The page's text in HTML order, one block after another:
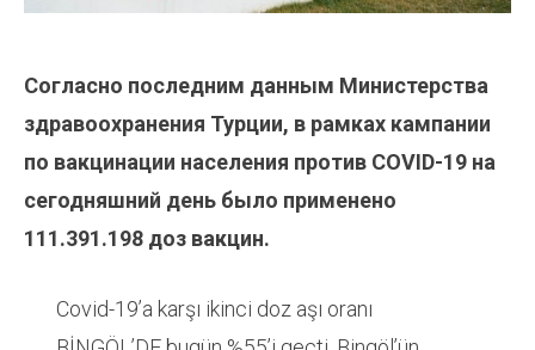
Согласно последним данным Министерства
здравоохранения Турции, в рамках кампании
по вакцинации населения против COVID-19 на
сегодняшний день было применено
111.391.198 доз вакцин.
Covid-19’a karşı ikinci doz aşı oranı